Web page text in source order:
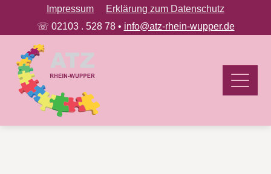
Impressum
Erklärung zum Datenschutz
☏ 02103 . 528 78 • info@atz-rhein-wupper.de